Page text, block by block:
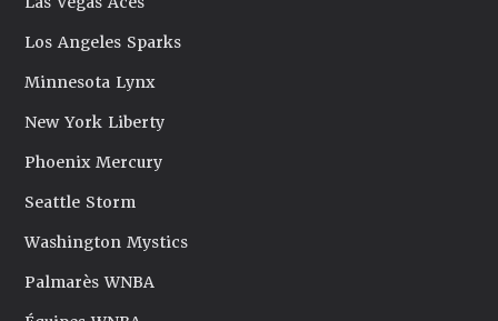
Los Angeles Sparks
Minnesota Lynx
New York Liberty
Phoenix Mercury
Seattle Storm
Washington Mystics
Palmarès WNBA